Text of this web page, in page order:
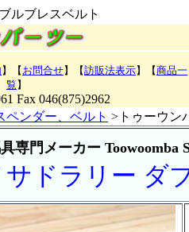
ルブレスベルト
】【 お問合せ】【訪販法表示】 【商品一
覧 】
Fax 046(875)2962
ペンダー、ベルト >トゥーウン
専門メーカー Toowoomba
サドラリー ダ